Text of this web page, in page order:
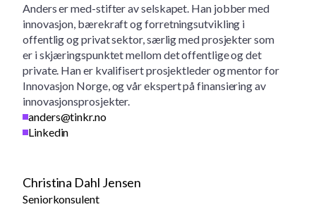
Anders er med-stifter av selskapet. Han jobber med
innovasjon, bærekraft og forretningsutvikling i
offentlig og privat sektor, særlig med prosjekter som
er i skjæringspunktet mellom det offentlige og det
private. Han er kvalifisert prosjektleder og mentor for
Innovasjon Norge, og vår ekspert på finansiering av
innovasjonsprosjekter.
anders@tinkr.no
Linkedin
Christina Dahl Jensen
Seniorkonsulent